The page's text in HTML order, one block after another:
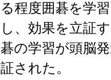
る程度囲碁を学
し、効果を立証
碁の学習が頭脳
証された。